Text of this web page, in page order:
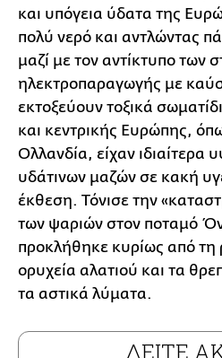
και υπόγεια ύδατα της
πολύ νερό και αντλώντας
μαζί με τον αντίκτυπο των
ηλεκτροπαραγωγής με
εκτοξεύουν τοξικά
και κεντρικής Ευρώπης,
Ολλανδία, είχαν ιδιαίτερα
υδάτινων μαζών σε κακή
έκθεση. Τόνισε την
των ψαριών στον ποταμό
προκλήθηκε κυρίως από
ορυχεία αλατιού και τα
τα αστικά λύματα.
ΔΕΙΤΕ